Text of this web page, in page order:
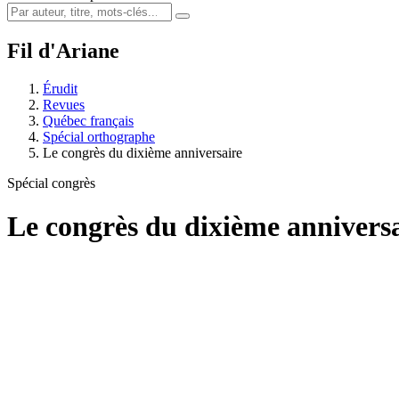
Fil d'Ariane
Érudit
Revues
Québec français
Spécial orthographe
Le congrès du dixième anniversaire
Spécial congrès
Le congrès du dixième